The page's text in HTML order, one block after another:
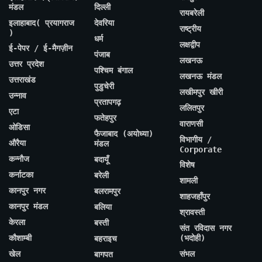
मंडल
इलाहाबाद( प्रयागराज
)
ई-पेपर / ई-मैगज़ीन
उत्तर प्रदेश
उत्तराखंड
उन्नाव
एटा
ओडिसा
औरैया
कन्नौज
कर्नाटका
कानपुर नगर
कानपुर मंडल
केरला
कौशाम्बी
खेल
दिल्ली
देवरिया
धर्म
पंजाब
पश्चिम बंगाल
पुडुचेरी
प्रतापगढ़
फतेहपुर
फैजाबाद (अयोध्या)
मंडल
बदायूँ
बरेली
बलरामपुर
बलिया
बस्ती
बहराइच
बागपत
रायबरेली
राष्ट्रीय
लक्षद्वीप
लखनऊ
लखनऊ मंडल
लखीमपुर खीरी
ललितपुर
वाराणसी
विभागीय /
Corporate
विशेष
शामली
शाहजहाँपुर
श्रावस्ती
संत रविदास नगर
(भदोही)
संभल